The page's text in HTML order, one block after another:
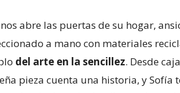
abre las puertas de su hogar,
a mano con materiales
del arte en la sencillez. Desde
pieza cuenta una historia, y Sofía